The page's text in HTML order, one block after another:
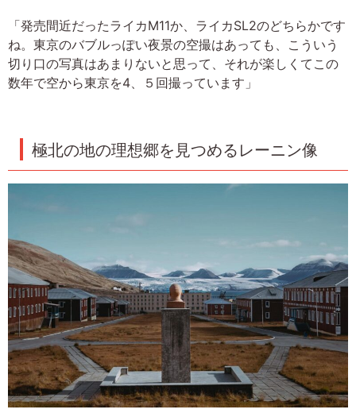
「発売間近だったライカM11か、ライカSL2のどちらかです
ね。東京のバブルっぽい夜景の空撮はあっても、こういう
切り口の写真はあまりないと思って、それが楽しくてこの
数年で空から東京を4、５回撮っています」
極北の地の理想郷を見つめるレーニン像